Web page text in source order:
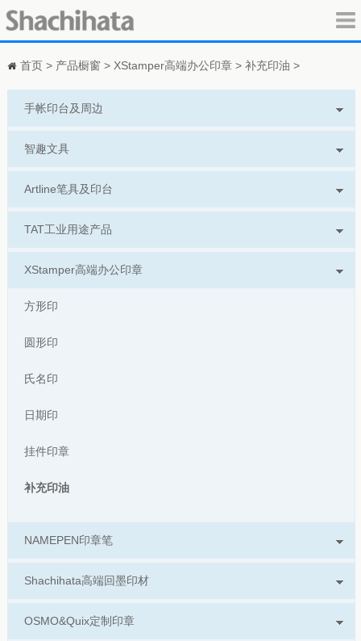
首页> 产品橱窗 > XStamper高端办公印章> 补充印油 >
手帐印台及周边
智趣文具
Artline笔具及印台
TAT工业用途产品
XStamper高端办公印章
方形印
圆形印
氏名印
日期印
挂件印章
补充印油
NAMEPEN印章笔
Shachihata高端回墨印材
OSMO&Quix定制印章